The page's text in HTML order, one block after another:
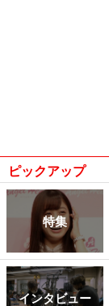
ピックアップ
特集
インタビュー